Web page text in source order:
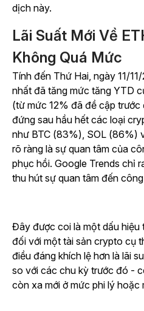
dịch này.
Lãi Suất Mới Về
Không Quá Mức
Tính đến Thứ Hai, ngày 11/
nhất đã tăng mức tăng YTD
(từ mức 12% đã đề cập
đứng sau hầu hết các loại
như BTC (83%), SOL (86%)
rõ ràng là sự quan tâm của
phục hồi. Google Trends chỉ
thu hút sự quan tâm đến
Đây được coi là một dấu
đối với một tài sản crypto cụ
điều đáng khích lệ hơn là lãi
so với các chu kỳ trước đó -
còn xa mới ở mức phi lý hoặc